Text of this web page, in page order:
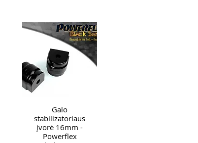
Galo
stabilizatoriaus
įvorė 16mm -
Powerflex